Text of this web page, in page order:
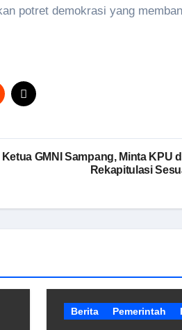
potret demokrasi yang
GMNI Sampang, Minta KPU
Rekapitulasi
Berita Pemerintah